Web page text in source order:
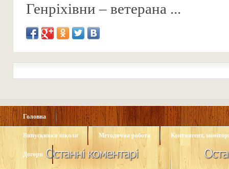
Генріхівни – ветерана ...
Головна
Випускники школи Методична робота Контингент,
Догори